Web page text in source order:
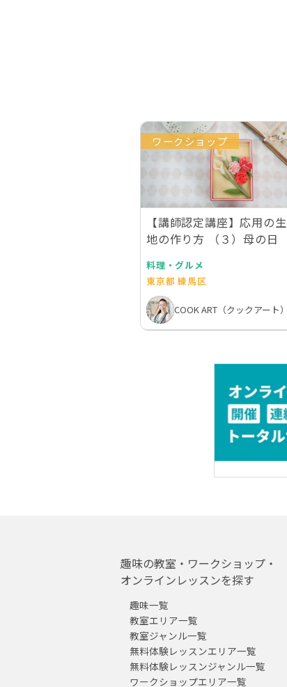
ワークショップ
【講師認定講座】応用の生
地の作り方 （３）母の日
料理・グルメ
東京都 練馬区
COOK ART（クックアート）
趣味の教室・ワークショップ・
オンラインレッスンを探す
趣味一覧
教室エリア一覧
教室ジャンル一覧
無料体験レッスンエリア一覧
無料体験レッスンジャンル一覧
ワークショップエリア一覧